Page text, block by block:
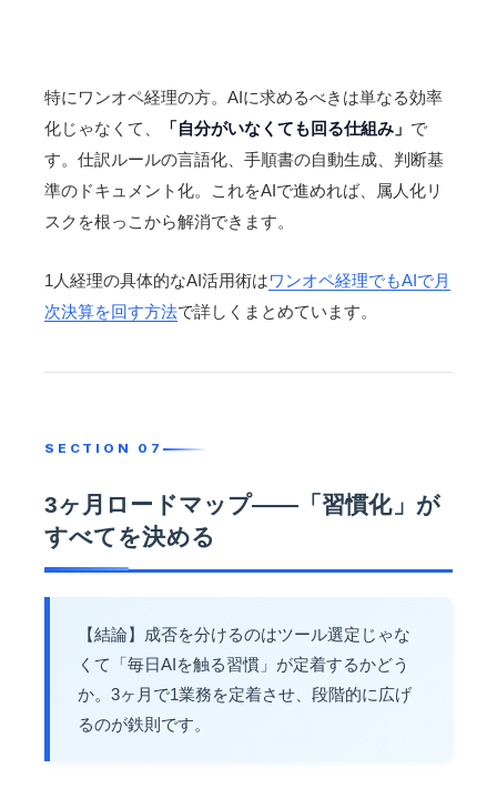
特にワンオペ経理の方。AIに求めるべきは単なる効率
化じゃなくて、
「自分がいなくても回る仕組み」 で
す。仕訳ルールの言語化、手順書の自動生成、判断基
準のドキュメント化。これをAIで進めれば、属人化リ
スクを根っこから解消できます。
1人経理の具体的なAI活用術はワンオペ経理でもAIで月
次決算を回す方法で詳しくまとめています。
3ヶ月ロードマップ——「習慣化」が
すべてを決める
【結論】成否を分けるのはツール選定じゃな
くて「毎日AIを触る習慣」が定着するかどう
か。3ヶ月で1業務を定着させ、段階的に広げ
るのが鉄則です。